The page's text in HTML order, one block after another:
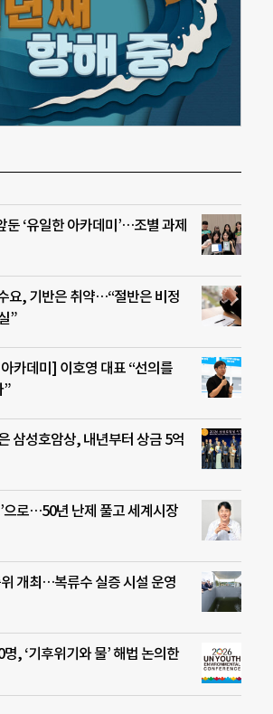
둔 ‘유일한 아카데미’…조별 과제
요, 기반은 취약…“절반은 비정
”
카데미] 이호영 대표 “선의를
”
삼성호암상, 내년부터 상금 5억
으로…50년 난제 풀고 세계시장
개최…복류수 실증 시설 운영
, ‘기후위기와 물’ 해법 논의한